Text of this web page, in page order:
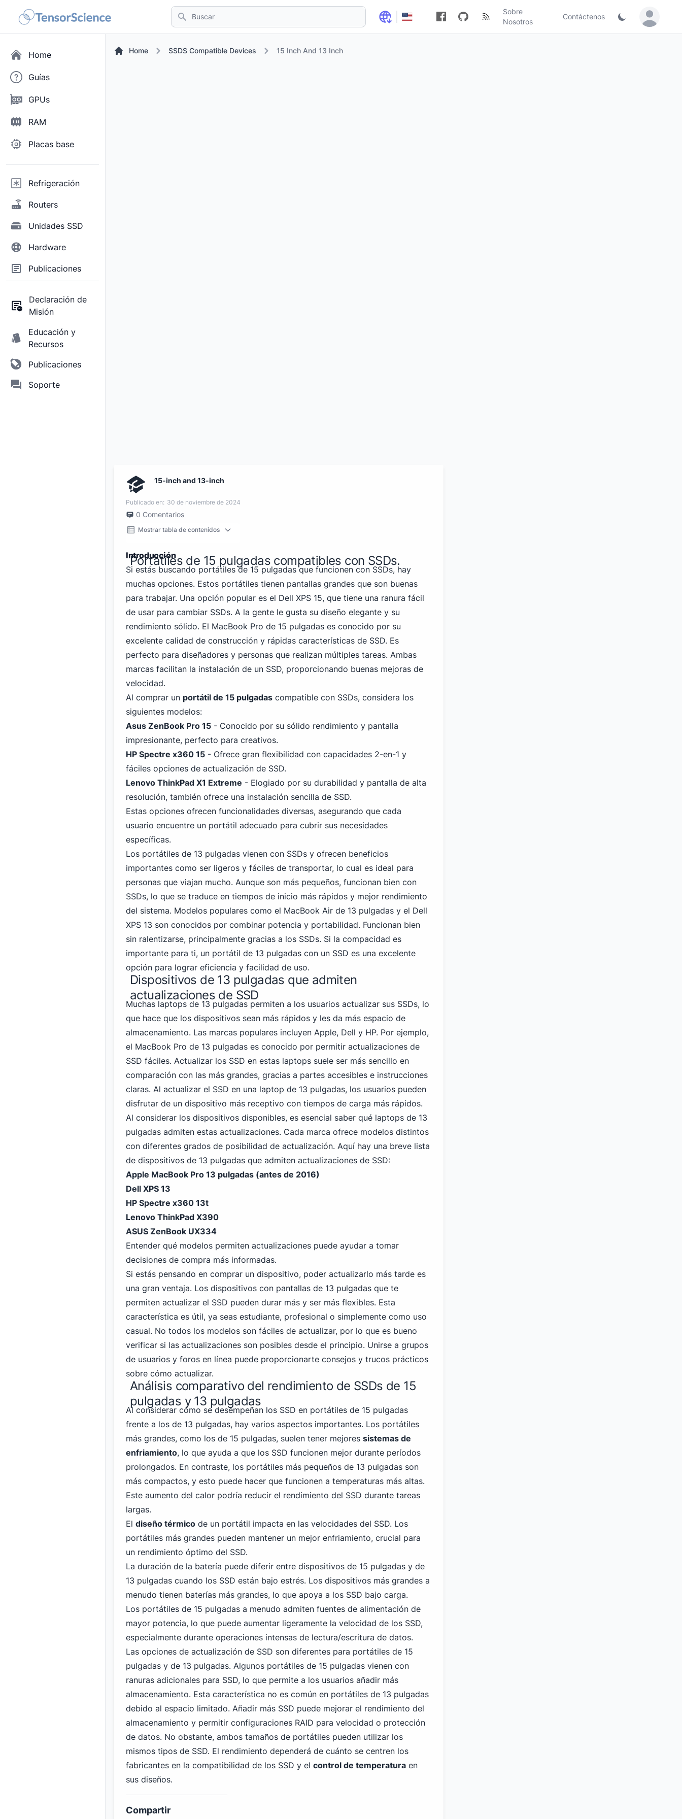
Buscar
Sobre
Nosotros
Contáctenos Sign in /
Home
Guías
GPUs
RAM
Placas base
Refrigeración
Routers
Unidades SSD
Hardware
Publicaciones
Declaración de
Misión
Educación y
Recursos
Publicaciones
Soporte
Home SSDS Compatible Devices 15 Inch And 13 Inch
15-inch and 13-inch
Publicado en: 30 de noviembre de 2024
0 Comentarios
Mostrar tabla de contenidos
Introducción
Portátiles de 15 pulgadas compatibles con SSDs.
Si estás buscando portátiles de 15 pulgadas que funcionen con SSDs, hay
muchas opciones. Estos portátiles tienen pantallas grandes que son buenas
para trabajar. Una opción popular es el Dell XPS 15, que tiene una ranura fácil
de usar para cambiar SSDs. A la gente le gusta su diseño elegante y su
rendimiento sólido. El MacBook Pro de 15 pulgadas es conocido por su
excelente calidad de construcción y rápidas características de SSD. Es
perfecto para diseñadores y personas que realizan múltiples tareas. Ambas
marcas facilitan la instalación de un SSD, proporcionando buenas mejoras de
velocidad.
Al comprar un portátil de 15 pulgadas compatible con SSDs, considera los
siguientes modelos:
Asus ZenBook Pro 15 - Conocido por su sólido rendimiento y pantalla
impresionante, perfecto para creativos.
HP Spectre x360 15 - Ofrece gran flexibilidad con capacidades 2-en-1 y
fáciles opciones de actualización de SSD.
Lenovo ThinkPad X1 Extreme - Elogiado por su durabilidad y pantalla de alta
resolución, también ofrece una instalación sencilla de SSD.
Estas opciones ofrecen funcionalidades diversas, asegurando que cada
usuario encuentre un portátil adecuado para cubrir sus necesidades
específicas.
Los portátiles de 13 pulgadas vienen con SSDs y ofrecen beneficios
importantes como ser ligeros y fáciles de transportar, lo cual es ideal para
personas que viajan mucho. Aunque son más pequeños, funcionan bien con
SSDs, lo que se traduce en tiempos de inicio más rápidos y mejor rendimiento
del sistema. Modelos populares como el MacBook Air de 13 pulgadas y el Dell
XPS 13 son conocidos por combinar potencia y portabilidad. Funcionan bien
sin ralentizarse, principalmente gracias a los SSDs. Si la compacidad es
importante para ti, un portátil de 13 pulgadas con un SSD es una excelente
opción para lograr eficiencia y facilidad de uso.
Dispositivos de 13 pulgadas que admiten
actualizaciones de SSD
Muchas laptops de 13 pulgadas permiten a los usuarios actualizar sus SSDs, lo
que hace que los dispositivos sean más rápidos y les da más espacio de
almacenamiento. Las marcas populares incluyen Apple, Dell y HP. Por ejemplo,
el MacBook Pro de 13 pulgadas es conocido por permitir actualizaciones de
SSD fáciles. Actualizar los SSD en estas laptops suele ser más sencillo en
comparación con las más grandes, gracias a partes accesibles e instrucciones
claras. Al actualizar el SSD en una laptop de 13 pulgadas, los usuarios pueden
disfrutar de un dispositivo más receptivo con tiempos de carga más rápidos.
Al considerar los dispositivos disponibles, es esencial saber qué laptops de 13
pulgadas admiten estas actualizaciones. Cada marca ofrece modelos distintos
con diferentes grados de posibilidad de actualización. Aquí hay una breve lista
de dispositivos de 13 pulgadas que admiten actualizaciones de SSD:
Apple MacBook Pro 13 pulgadas (antes de 2016)
Dell XPS 13
HP Spectre x360 13t
Lenovo ThinkPad X390
ASUS ZenBook UX334
Entender qué modelos permiten actualizaciones puede ayudar a tomar
decisiones de compra más informadas.
Si estás pensando en comprar un dispositivo, poder actualizarlo más tarde es
una gran ventaja. Los dispositivos con pantallas de 13 pulgadas que te
permiten actualizar el SSD pueden durar más y ser más flexibles. Esta
característica es útil, ya seas estudiante, profesional o simplemente como uso
casual. No todos los modelos son fáciles de actualizar, por lo que es bueno
verificar si las actualizaciones son posibles desde el principio. Unirse a grupos
de usuarios y foros en línea puede proporcionarte consejos y trucos prácticos
sobre cómo actualizar.
Análisis comparativo del rendimiento de SSDs de 15
pulgadas y 13 pulgadas
Al considerar cómo se desempeñan los SSD en portátiles de 15 pulgadas
frente a los de 13 pulgadas, hay varios aspectos importantes. Los portátiles
más grandes, como los de 15 pulgadas, suelen tener mejores sistemas de
enfriamiento, lo que ayuda a que los SSD funcionen mejor durante períodos
prolongados. En contraste, los portátiles más pequeños de 13 pulgadas son
más compactos, y esto puede hacer que funcionen a temperaturas más altas.
Este aumento del calor podría reducir el rendimiento del SSD durante tareas
largas.
El diseño térmico de un portátil impacta en las velocidades del SSD. Los
portátiles más grandes pueden mantener un mejor enfriamiento, crucial para
un rendimiento óptimo del SSD.
La duración de la batería puede diferir entre dispositivos de 15 pulgadas y de
13 pulgadas cuando los SSD están bajo estrés. Los dispositivos más grandes a
menudo tienen baterías más grandes, lo que apoya a los SSD bajo carga.
Los portátiles de 15 pulgadas a menudo admiten fuentes de alimentación de
mayor potencia, lo que puede aumentar ligeramente la velocidad de los SSD,
especialmente durante operaciones intensas de lectura/escritura de datos.
Las opciones de actualización de SSD son diferentes para portátiles de 15
pulgadas y de 13 pulgadas. Algunos portátiles de 15 pulgadas vienen con
ranuras adicionales para SSD, lo que permite a los usuarios añadir más
almacenamiento. Esta característica no es común en portátiles de 13 pulgadas
debido al espacio limitado. Añadir más SSD puede mejorar el rendimiento del
almacenamiento y permitir configuraciones RAID para velocidad o protección
de datos. No obstante, ambos tamaños de portátiles pueden utilizar los
mismos tipos de SSD. El rendimiento dependerá de cuánto se centren los
fabricantes en la compatibilidad de los SSD y el control de temperatura en
sus diseños.
Compartir